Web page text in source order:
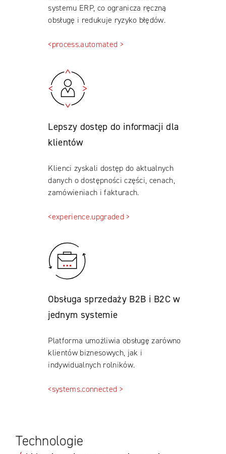
systemu ERP, co ogranicza ręczną
obsługę i redukuje ryzyko błędów.
<process.automated >
Lepszy dostęp do informacji dla
klientów
Klienci zyskali dostęp do aktualnych
danych o dostępności części, cenach,
zamówieniach i fakturach.
<experience.upgraded >
Obsługa sprzedaży B2B i B2C w
jednym systemie
Platforma umożliwia obsługę zarówno
klientów biznesowych, jak i
indywidualnych rolników.
<systems.connected >
Technologie